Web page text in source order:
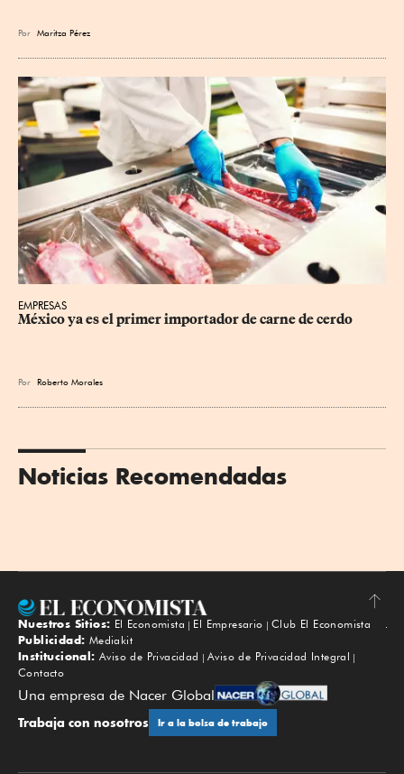
Por Maritza Pérez
EMPRESAS
México ya es el primer importador de carne de cerdo
Por Roberto Morales
Noticias Recomendadas
Subir
Nuestros Sitios: El Economista El Empresario
Club El Economista
Publicidad: Mediakit
Institucional: Aviso de Privacidad
Aviso de Privacidad Integral
Contacto
Una empresa de Nacer Global
Trabaja con nosotros Ir a la bolsa de trabajo